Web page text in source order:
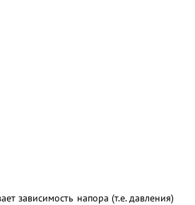
зависимость напора (т.е. давления)